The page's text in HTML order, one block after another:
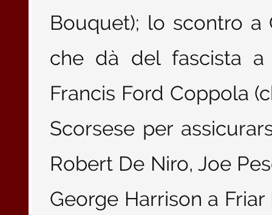
Bouquet); lo scontro
che dà del fascista a
Francis Ford Coppola
Scorsese per
Robert De Niro, Joe
George Harrison a